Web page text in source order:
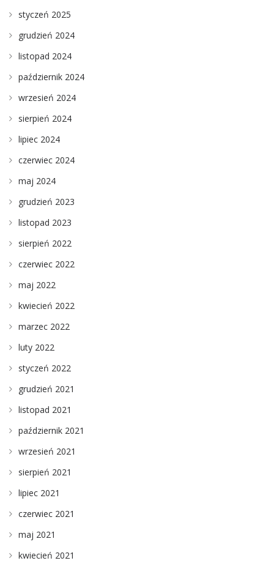
styczeń 2025
grudzień 2024
listopad 2024
październik 2024
wrzesień 2024
sierpień 2024
lipiec 2024
czerwiec 2024
maj 2024
grudzień 2023
listopad 2023
sierpień 2022
czerwiec 2022
maj 2022
kwiecień 2022
marzec 2022
luty 2022
styczeń 2022
grudzień 2021
listopad 2021
październik 2021
wrzesień 2021
sierpień 2021
lipiec 2021
czerwiec 2021
maj 2021
kwiecień 2021